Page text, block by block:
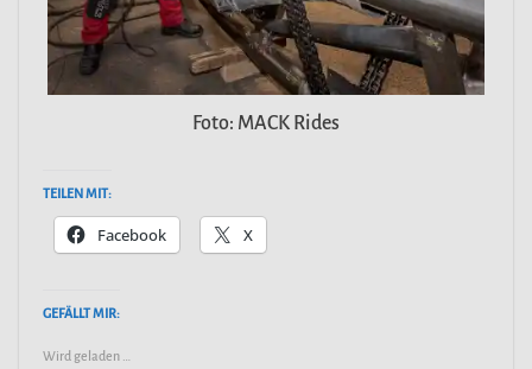
Foto: MACK Rides
TEILEN MIT:
Facebook X
GEFÄLLT MIR:
Wird geladen …